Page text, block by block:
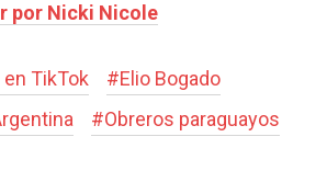
por Nicki Nicole
en TikTok #Elio Bogado
#Obreros paraguayos